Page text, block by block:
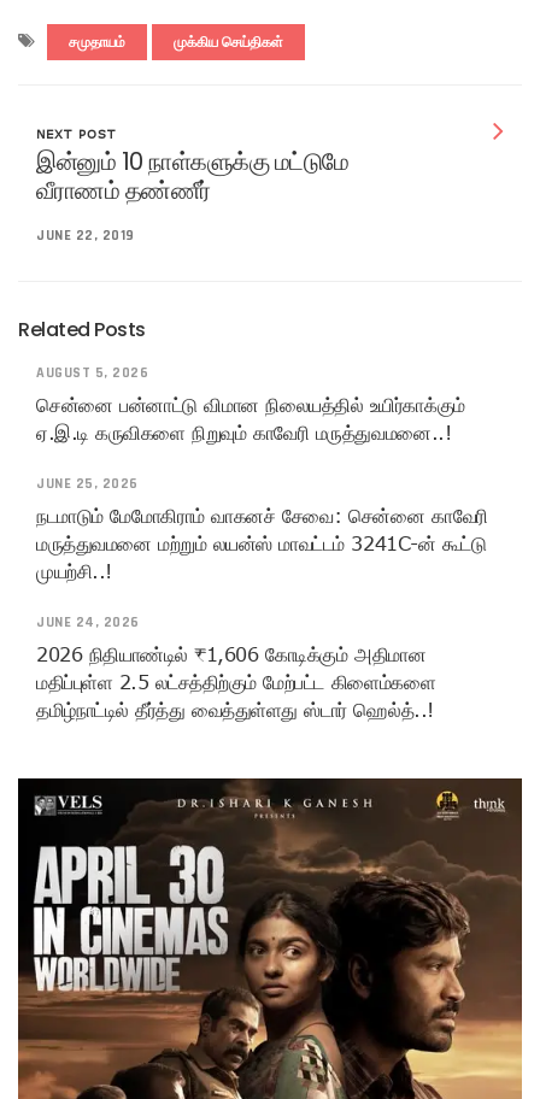
சமுதாயம் முக்கிய செய்திகள்
NEXT POST
இன்னும் 10 நாள்களுக்கு மட்டுமே
வீராணம் தண்ணீர்
JUNE 22, 2019
Related Posts
AUGUST 5, 2026
சென்னை பன்னாட்டு விமான நிலையத்தில் உயிர்காக்கும்
ஏ.இ.டி கருவிகளை நிறுவும் காவேரி மருத்துவமனை..!
JUNE 25, 2026
நடமாடும் மேமோகிராம் வாகனச் சேவை: சென்னை காவேரி
மருத்துவமனை மற்றும் லயன்ஸ் மாவட்டம் 3241C-ன் கூட்டு
முயற்சி..!
JUNE 24, 2026
2026 நிதியாண்டில் ₹1,606 கோடிக்கும் அதிமான
மதிப்புள்ள 2.5 லட்சத்திற்கும் மேற்பட்ட கிளைம்களை
தமிழ்நாட்டில் தீர்த்து வைத்துள்ளது ஸ்டார் ஹெல்த்..!